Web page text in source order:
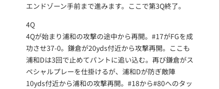
エンドゾーン手前まで進みます。ここで第3Q終了。
4Q
4Qが始まり浦和の攻撃の途中から再開。#17がFGを成
功させ37-0。鎌倉が20yds付近から攻撃再開。ここも
浦和Dは3回で止めてパントに追い込む。再び鎌倉がス
ペシャルプレーを仕掛けるが、浦和Dが防ぎ敵陣
10yds付近から浦和の攻撃再開。#18から#80へのタッ